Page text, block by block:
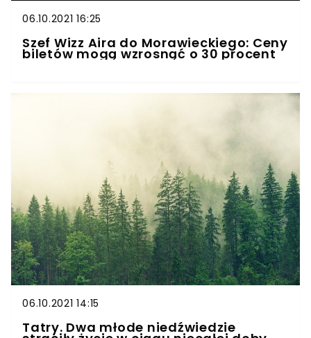
06.10.2021 16:25
Szef Wizz Aira do Morawieckiego: Ceny
biletów mogą wzrosnąć o 30 procent
06.10.2021 14:15
Tatry. Dwa młode niedźwiedzie